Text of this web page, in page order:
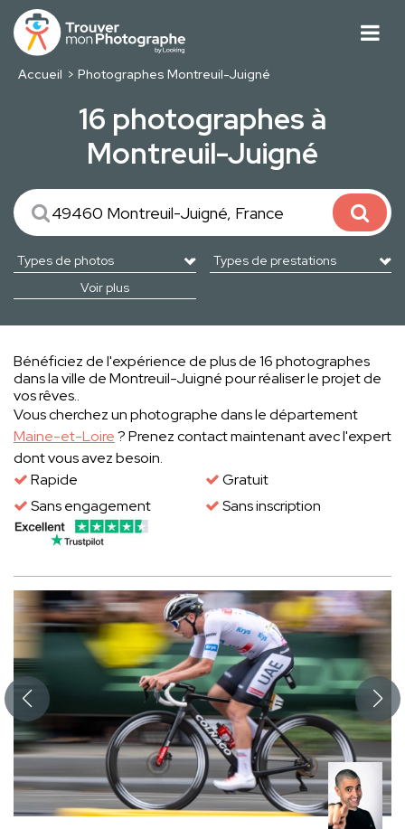
Accueil Photographes Montreuil-Juigné
16 photographes à
Montreuil-Juigné
Voir plus
Bénéficiez de l'expérience de plus de 16 photographes
dans la ville de Montreuil-Juigné pour réaliser le projet de
vos rêves..
Vous cherchez un photographe dans le département
Maine-et-Loire? Prenez contact maintenant avec l'expert
dont vous avez besoin.
Rapide
Gratuit
Sans engagement
Sans inscription